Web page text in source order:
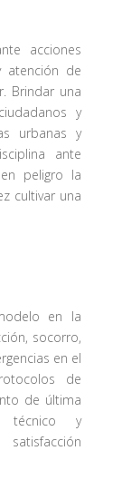
acciones
atención de
Brindar una
y
urbanas y
ante
peligro la
cultivar una
en la
socorro,
en el
de
de última
técnico y